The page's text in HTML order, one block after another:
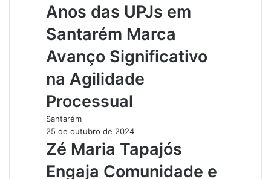
Anos das UPJs em
Santarém Marca
Avanço Significativo
na Agilidade
Processual
Santarém
25 de outubro de 2024
Zé Maria Tapajós
Engaja Comunidade e